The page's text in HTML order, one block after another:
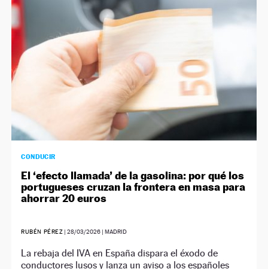
CONDUCIR
El ‘efecto llamada’ de la gasolina: por qué los
portugueses cruzan la frontera en masa para
ahorrar 20 euros
RUBÉN PÉREZ |28/03/2026 | MADRID
La rebaja del IVA en España dispara el éxodo de
conductores lusos y lanza un aviso a los españoles